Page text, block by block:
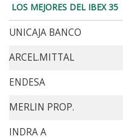
LOS MEJORES DEL IBEX 35
UNICAJA BANCO
ARCEL.MITTAL
ENDESA
MERLIN PROP.
INDRA A